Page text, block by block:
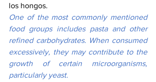
los hongos.
One of the most commonly mentioned
food groups includes pasta and other
refined carbohydrates. When consumed
excessively, they may contribute to the
growth of certain microorganisms,
particularly yeast.